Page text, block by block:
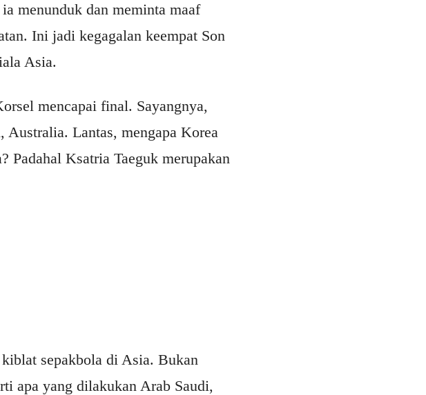
menunduk dan meminta maaf
Ini jadi kegagalan keempat Son
Asia.
mencapai final. Sayangnya,
Australia. Lantas, mengapa Korea
Padahal Ksatria Taeguk merupakan
sepakbola di Asia. Bukan
apa yang dilakukan Arab Saudi,